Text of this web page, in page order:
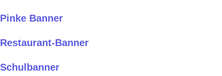
Pinke Banner
Restaurant-Banner
Schulbanner